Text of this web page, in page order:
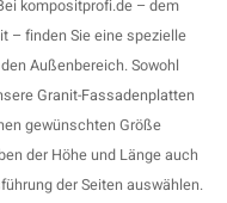
kompositprofi.de – dem
– finden Sie eine spezielle
Außenbereich. Sowohl
Granit-Fassadenplatten
gewünschten Größe
der Höhe und Länge auch
der Seiten auswählen.